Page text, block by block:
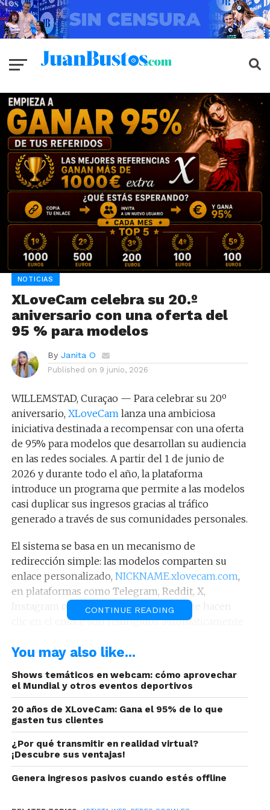
NOTICIAS
XLoveCam celebra su 20.º
aniversario con una oferta del
95 % para modelos
By Janita O
Published on 9 junio, 2026
WILLEMSTAD, Curaçao — Para celebrar su 20º
aniversario, XLoveCam lanza una ambiciosa
iniciativa destinada a recompensar con una oferta
de 95% para modelos que desarrollan su audiencia
en las redes sociales. A partir del 1 de junio de
2026 y durante todo el año, la plataforma
introduce un programa que permite a las modelos
casi duplicar sus ingresos gracias al tráfico
generado a través de sus comunidades personales.
El sistema se basa en un mecanismo de
redirección simple: las modelos comparten su
enlace personalizado, NICKNAME.xlovecam.com,
en plataformas como Telegram, Reddit, X,
Instagram o Snapchat. Los visitantes que hacen
clic en el enlace son redirigidos automáticamente
La plataforma ofrece entonces un pago del 95 %
sobre el dinero gastado por los usuarios
provenientes de estas redes sociales en el chat de
la modelo. Otra ventaja atractiva es que, incluso si
estos usuarios gastan dinero en los chats de otras
modelos, la modelo original sigue ganando una
comisión del 10 % sobre esos gastos.
“Esta campaña de aniversario refleja nuestro
CONTINUE READING
You may also like...
Shows temáticos en webcam: cómo aprovechar
el Mundial y otros eventos deportivos
20 años de XLoveCam: Gana el 95% de lo que
gasten tus clientes
¿Por qué transmitir en realidad virtual?
¡Descubre sus ventajas!
Genera ingresos pasivos cuando estés offline